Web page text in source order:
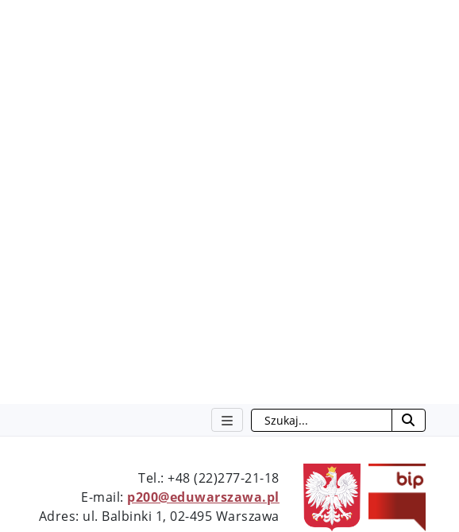
Szukaj
Tel.: +48 (22)277-21-18
E-mail: p200@eduwarszawa.pl
Adres: ul. Balbinki 1, 02-495 Warszawa